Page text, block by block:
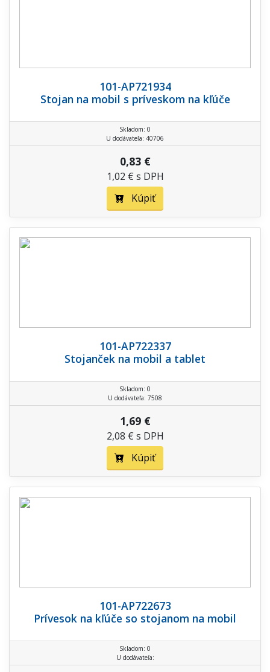
101-AP721934
Stojan na mobil s príveskom na kľúče
Skladom: 0
U dodávateľa: 40706
0,83 €
1,02 € s DPH
Kúpiť
101-AP722337
Stojanček na mobil a tablet
Skladom: 0
U dodávateľa: 7508
1,69 €
2,08 € s DPH
Kúpiť
101-AP722673
Prívesok na kľúče so stojanom na mobil
Skladom: 0
U dodávateľa: